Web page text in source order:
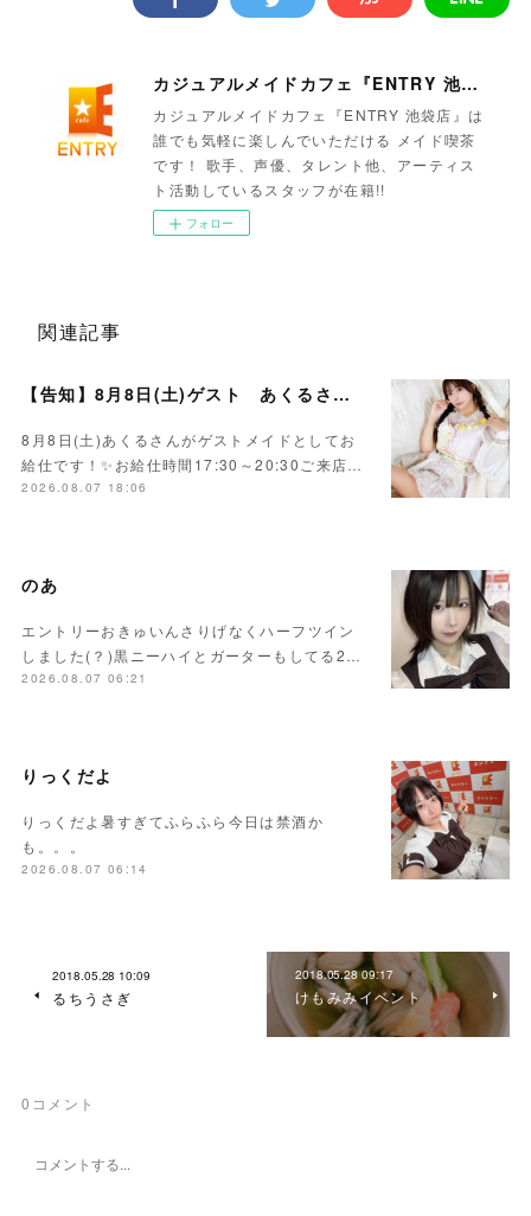
カジュアルメイドカフェ『ENTRY 池袋店』
カジュアルメイドカフェ『ENTRY 池袋店』は
誰でも気軽に楽しんでいただける メイド喫茶
です！ 歌手、声優、タレント他、アーティス
ト活動しているスタッフが在籍!!
フォロー
関連記事
【告知】8月8日(土)ゲスト あくるさん🌻💛
8月8日(土)あくるさんがゲストメイドとしてお
給仕です！✨お給仕時間17:30～20:30ご来店…
2026.08.07 18:06
のあ
エントリーおきゅいんさりげなくハーフツイン
しました(？)黒ニーハイとガーターもしてる2…
2026.08.07 06:21
りっくだよ
りっくだよ暑すぎてふらふら今日は禁酒か
も。。。
2026.08.07 06:14
2018.05.28 10:09
るちうさぎ
2018.05.28 09:17
けもみみイベント
0 コメント